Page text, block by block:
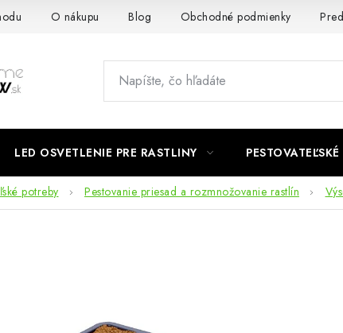
O nákupu Blog Obchodné podmienky
LED OSVETLENIE PRE RASTLINY
potreby Pestovanie priesad a rozmnožovanie rastlín